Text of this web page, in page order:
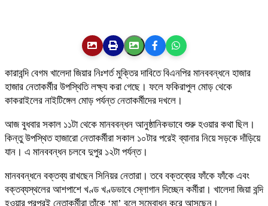
কারাবন্দি বেগম খালেদা জিয়ার নিঃশর্ত মুক্তির দাবিতে বিএনপির মানববন্ধনে হাজার
হাজার নেতাকর্মীর উপস্থিতি লক্ষ্য করা গেছে। ফলে ফকিরাপুল মোড় থেকে
কাকরাইলের নাইটিঙ্গেল মোড় পর্যন্ত নেতাকর্মীদের দখলে।
আজ বুধবার সকাল ১১টা থেকে মানববন্ধন আনুষ্ঠানিকভাবে শুরু হওয়ার কথা ছিল।
কিন্তু উপস্থিত হাজারো নেতাকর্মীরা সকাল ১০টার পরেই ব্যানার নিয়ে সড়কে দাঁড়িয়ে
যান। এ মানববন্ধন চলবে দুপুর ১২টা পর্যন্ত।
মানববন্ধনে বক্তব্য রাখছেন সিনিয়র নেতারা। তবে বক্তব্যের ফাঁকে ফাঁকে এবং
বক্তব্যস্থলের আশপাশে খণ্ড খণ্ডভাবে স্লোগান দিচ্ছেন কর্মীরা। খালেদা জিয়া বন্দি
হওয়ার পরপরই নেতাকর্মীরা তাঁকে ‘মা’ বলে সম্বোধন করে আসছেন।